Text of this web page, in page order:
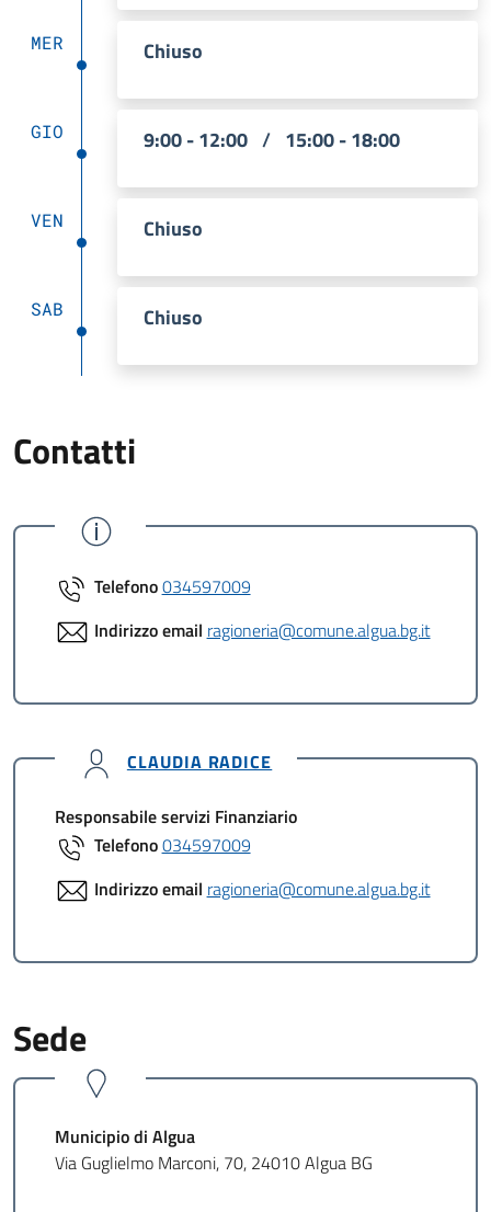
MER Chiuso
GIO 9:00 - 12:00 / 15:00 - 18:00
VEN Chiuso
SAB Chiuso
Contatti
Telefono034597009
Indirizzo email ragioneria@comune.algua.bg.it
CLAUDIA RADICE
Responsabile servizi Finanziario
Telefono034597009
Indirizzo email ragioneria@comune.algua.bg.it
Sede
Municipio di Algua
Via Guglielmo Marconi, 70, 24010 Algua BG